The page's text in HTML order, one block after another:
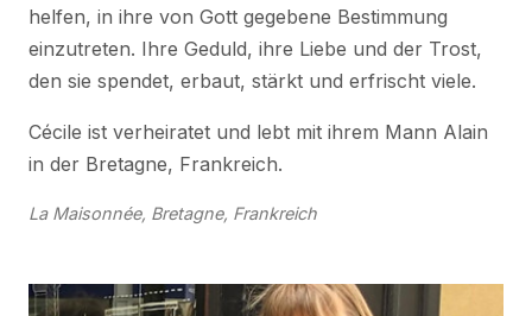
helfen, in ihre von Gott gegebene Bestimmung
einzutreten. Ihre Geduld, ihre Liebe und der Trost,
den sie spendet, erbaut, stärkt und erfrischt viele.
Cécile ist verheiratet und lebt mit ihrem Mann Alain
in der Bretagne, Frankreich.
La Maisonnée, Bretagne, Frankreich